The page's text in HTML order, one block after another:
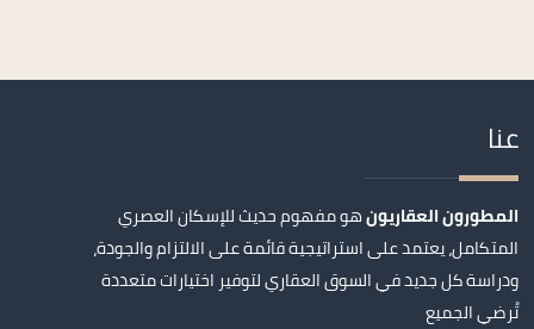
عنا
المطورون العقاريونهو مفهوم حديث للإسكان العصري
المتكامل، يعتمد على استراتيجية قائمة على الالتزام والجودة،
ودراسة كل جديد في السوق العقاري لتوفير اختيارات متعددة
تُرضي الجميع